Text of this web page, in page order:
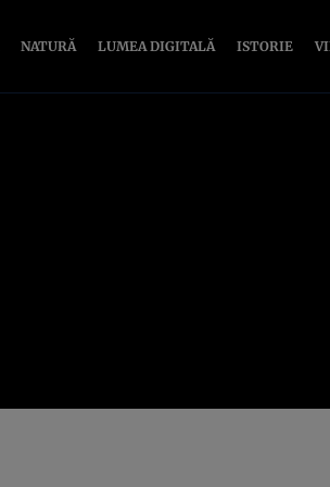
NATURĂ LUMEA DIGITALĂ ISTORIE